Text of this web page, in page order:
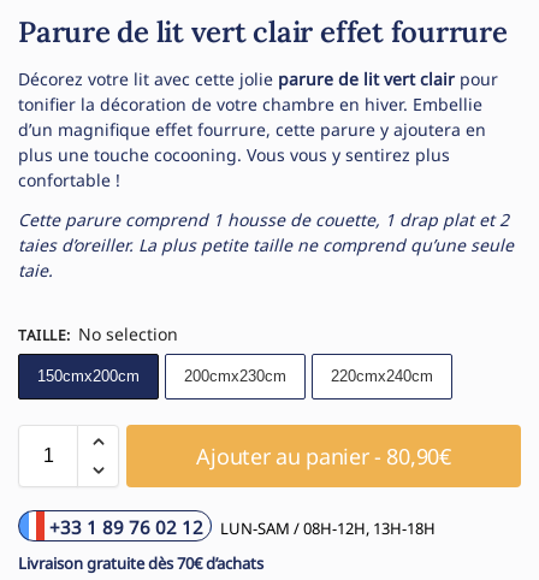
Parure de lit vert clair effet fourrure
Décorez votre lit avec cette jolie parure de lit vert clair pour
tonifier la décoration de votre chambre en hiver. Embellie
d’un magnifique effet fourrure, cette parure y ajoutera en
plus une touche cocooning. Vous vous y sentirez plus
confortable !
Cette parure comprend 1 housse de couette, 1 drap plat et 2
taies d’oreiller. La plus petite taille ne comprend qu’une seule
taie.
TAILLE: No selection
150cmx200cm 200cmx230cm 220cmx240cm
Ajouter au panier - 80,90€
+33 1 89 76 02 12
LUN-SAM / 08H-12H, 13H-18H
Livraison gratuite dès 70€ d’achats